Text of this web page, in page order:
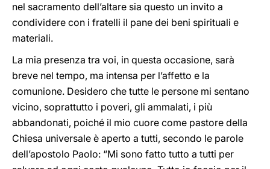
nel sacramento dell’altare sia questo un invito a
condividere con i fratelli il pane dei beni spirituali e
materiali.
La mia presenza tra voi, in questa occasione, sarà
breve nel tempo, ma intensa per l’affetto e la
comunione. Desidero che tutte le persone mi sentano
vicino, soprattutto i poveri, gli ammalati, i più
abbandonati, poiché il mio cuore come pastore della
Chiesa universale è aperto a tutti, secondo le parole
dell’apostolo Paolo: “Mi sono fatto tutto a tutti per